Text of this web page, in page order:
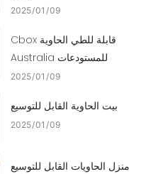
2025 01 09
Cbox قابلة للطي الحاوية
Australia للمستودعات
2025 01 09
بيت الحاوية القابل للتوسيع
2025 01 09
منزل الحاويات القابل للتوسيع